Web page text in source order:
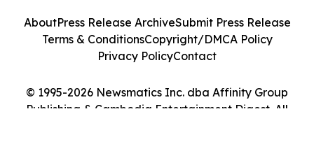
© 1995-2026 Newsmatics Inc. dba Affinity Group
Publishing & Cambodia Entertainment Digest. All
AboutPress Release ArchiveSubmit Press Release
Terms & ConditionsCopyright/DMCA Policy
Privacy PolicyContact